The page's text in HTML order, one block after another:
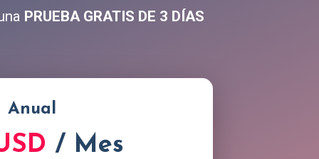
PRUEBA GRATIS DE 3 DÍAS
Anual
/ Mes